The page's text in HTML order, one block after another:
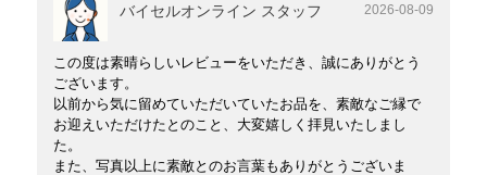
バイセルオンライン スタッフ 2026-08-09
この度は素晴らしいレビューをいただき、誠にありがとう
ございます。
以前から気に留めていただいていたお品を、素敵なご縁で
お迎えいただけたとのこと、大変嬉しく拝見いたしまし
た。
また、写真以上に素敵とのお言葉もありがとうございま